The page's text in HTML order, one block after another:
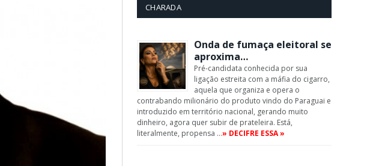
CHARADA
Onda de fumaça eleitoral se
aproxima…
Pré-candidata conhecida por sua
ligação estreita com a máfia do cigarro,
aquela que organiza e opera o
contrabando milionário do produto vindo do Paraguai e
introduzido em território nacional, gerando muito
dinheiro, agora quer subir de prateleira. Está,
literalmente, propensa …» DECIFRE ESSA »